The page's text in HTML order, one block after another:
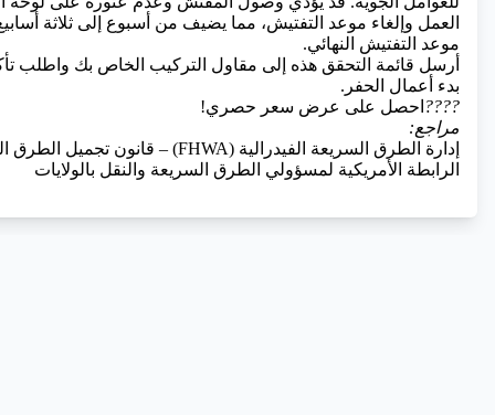
العمل وإلغاء موعد التفتيش، مما يضيف من أسبوع إلى ثلاثة
موعد التفتيش النهائي.
أرسل قائمة التحقق هذه إلى مقاول التركيب الخاص بك واطلب
بدء أعمال الحفر.
???? احصل على عرض سعر حصري!
مراجع:
إدارة الطرق السريعة الفيدرالية (FHWA) – قانون تجميل الطرق السريعة
الرابطة الأمريكية لمسؤولي الطرق السريعة والنقل بالولايات